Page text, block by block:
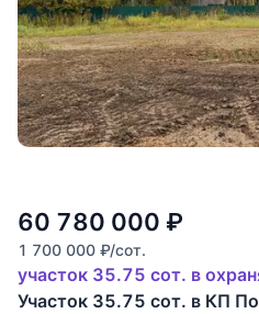
60 780 000 ₽
1 700 000 ₽/сот.
участок 35.75 сот. в
Участок 35.75 сот. в КП